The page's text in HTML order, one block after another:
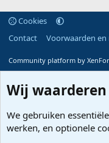
Cookies
Contact
Voorwaarden en
Community platform by
Wij
We gebruiken essentiële
werken, en optionele